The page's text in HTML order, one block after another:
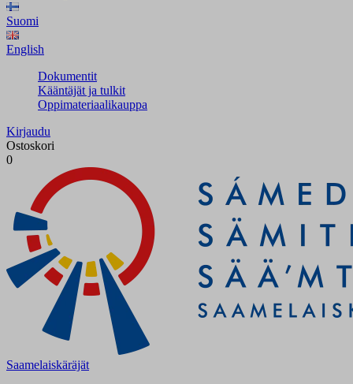
Suomi
English
Dokumentit
Kääntäjät ja tulkit
Oppimateriaalikauppa
Kirjaudu
Ostoskori
0
Saamelaiskäräjät